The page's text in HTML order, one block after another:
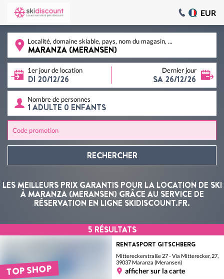
EUR
Localité, domaine skiable, pays, nom du magasin, ...
1er jour de location Dernier jour
Nombre de personnes
Code promotion
RECHERCHER
LES MEILLEURS PRIX GARANTIS POUR LA LOCATION DE SKI
À MARANZA (MERANSEN) GRÂCE AU SERVICE DE
RÉSERVATION EN LIGNE SKIDISCOUNT.FR.
5 RÉSULTATS
TOP SHOP
RENTASPORT GITSCHBERG
Mittereckerstraße 27 - Via Mitterecker, 27,
39037 Maranza (Meransen)
afficher sur la carte